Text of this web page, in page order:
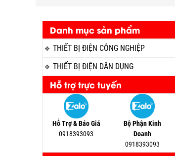
Danh mục sản phẩm
THIẾT BỊ ĐIỆN CÔNG NGHIỆP
THIẾT BỊ ĐIỆN DÂN DỤNG
Hỗ trợ trực tuyến
Hỗ Trợ & Báo Giá
0918393093
Bộ Phận Kinh
Doanh
0918393093